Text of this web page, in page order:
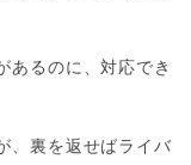
あるのに、対応でき
、裏を返せばライバ